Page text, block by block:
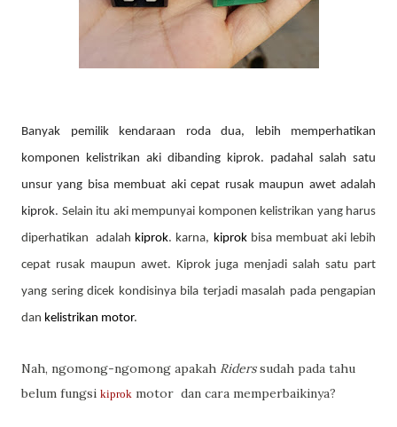
Banyak pemilik kendaraan roda dua, lebih memperhatikan
komponen kelistrikan aki dibanding kiprok. padahal salah satu
unsur yang bisa membuat aki cepat rusak maupun awet adalah
kiprok. Selain itu aki mempunyai komponen kelistrikan yang harus
diperhatikan adalah kiprok. karna, kiprokbisa membuat aki lebih
cepat rusak maupun awet. Kiprokjuga menjadi salah satu part
yang sering dicek kondisinya bila terjadi masalah pada pengapian
dan kelistrikan motor.
Nah, ngomong-ngomong apakah Riderssudah pada tahu
belum fungsi kiprok motor dan cara memperbaikinya?